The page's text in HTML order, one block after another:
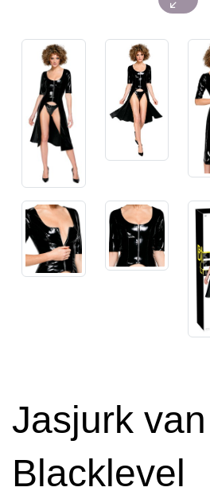
Jasjurk van
Blacklevel